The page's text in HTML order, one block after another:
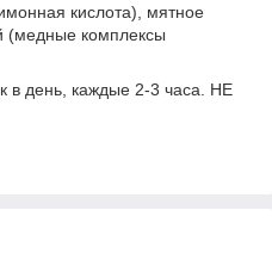
кислота), мятное
(медные комплексы
в день, каждые 2-3 часа. НЕ